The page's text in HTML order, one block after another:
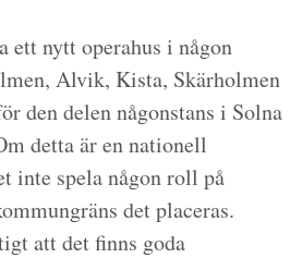
ett nytt operahus i någon
Alvik, Kista, Skärholmen
den delen någonstans i Solna
detta är en nationell
inte spela någon roll på
det placeras.
att det finns goda